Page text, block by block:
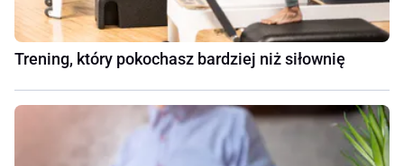
Trening, który pokochasz bardziej niż siłownię